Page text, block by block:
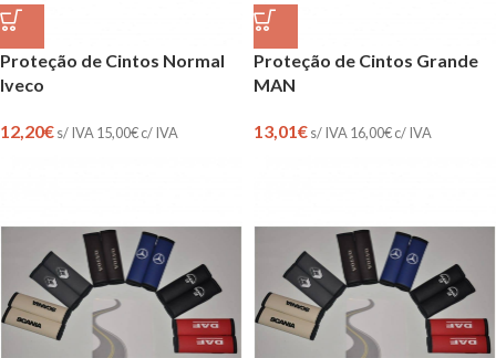
Proteção de Cintos Normal
Iveco
12,20€s/ IVA 15,00€c/ IVA
Proteção de Cintos Grande
MAN
13,01€s/ IVA 16,00€c/ IVA